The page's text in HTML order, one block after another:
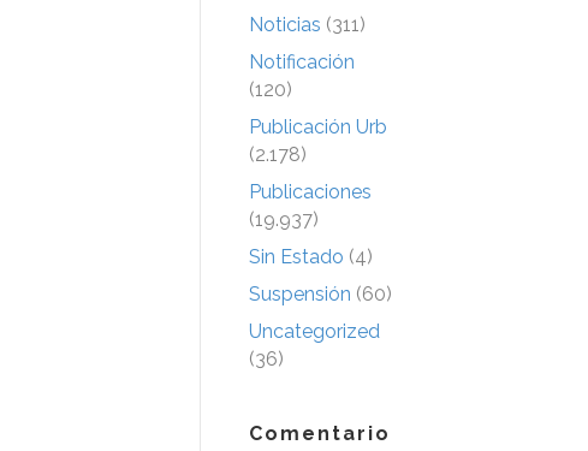
Noticias (311)
Notificación
(120)
Publicación Urb
(2.178)
Publicaciones
(19.937)
Sin Estado (4)
Suspensión (60)
Uncategorized
(36)
Comentario